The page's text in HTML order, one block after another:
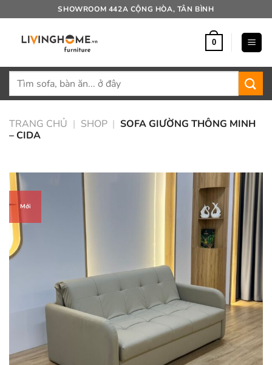
qua
SHOWROOM 442A CỘNG HÒA, TÂN BÌNH
0
Tìm
TRANG CHỦ | SHOP | SOFA GIƯỜNG THÔNG MINH
– CIDA
Mới